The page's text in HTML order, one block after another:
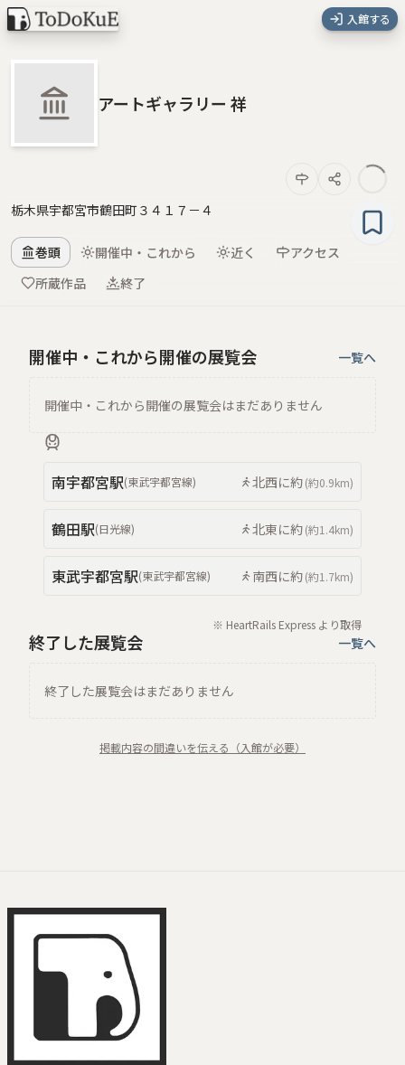
入館する
アートギャラリー 祥
栃木県宇都宮市鶴田町３４１７－４
巻頭 開催中・これから 近く
アクセス
所蔵作品
終了
開催中・これから開催の展覧会 一覧へ
開催中・これから開催の展覧会はまだありません
南宇都宮駅(東武宇都宮線) 北西に約(約0.9km)
鶴田駅(日光線) 北東に約(約1.4km)
東武宇都宮駅(東武宇都宮線) 南西に約(約1.7km)
※ HeartRails Express より取得
終了した展覧会 一覧へ
終了した展覧会はまだありません
掲載内容の間違いを伝える（入館が必要）